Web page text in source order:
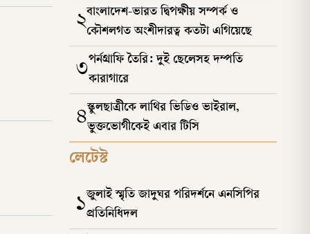
২বাংলাদেশ-ভারত দ্বিপক্ষীয় সম্পর্ক ও
কৌশলগত অংশীদারত্ব কতটা এগিয়েছে
৩পর্নগ্রাফি তৈরি: দুই ছেলেসহ দম্পতি
কারাগারে
৪স্কুলছাত্রীকে লাথির ভিডিও ভাইরাল,
ভুক্তভোগীকেই এবার টিসি
লেটেস্ট
১জুলাই স্মৃতি জাদুঘর পরিদর্শনে এনসিপির
প্রতিনিধিদল